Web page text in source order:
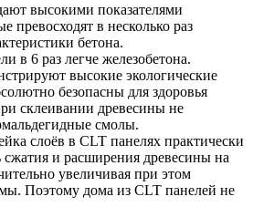
высокими показателями
превосходят в несколько раз
бетона.
в 6 раз легче железобетона.
высокие экологические
безопасны для здоровья
склеивании древесины не
смолы.
слоёв в CLT панелях практически
сжатия и расширения древесины на
увеличивая при этом
Поэтому дома из CLT панелей не